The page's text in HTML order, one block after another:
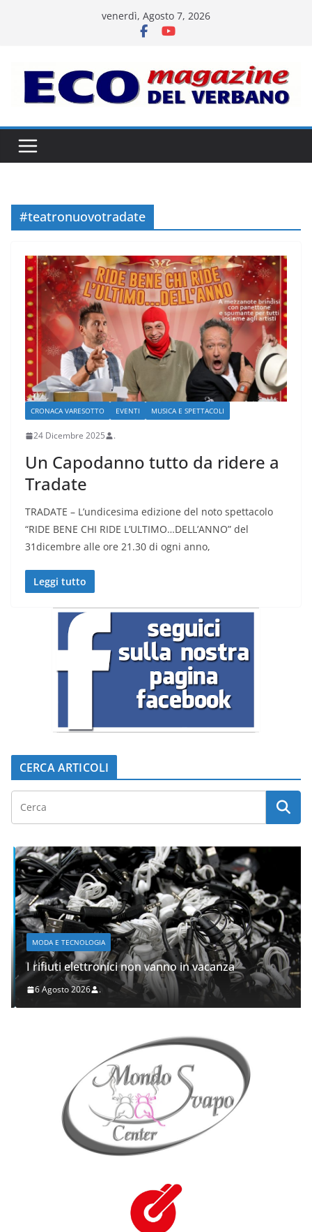
venerdì, Agosto 7, 2026
#teatronuovotradate
CRONACA VARESOTTO EVENTI MUSICA E SPETTACOLI
24 Dicembre 2025 .
Un Capodanno tutto da ridere a
Tradate
TRADATE – L’undicesima edizione del noto spettacolo
“RIDE BENE CHI RIDE L’ULTIMO…DELL’ANNO” del
31dicembre alle ore 21.30 di ogni anno,
Leggi tutto
CERCA ARTICOLI
MODA E TECNOLOGIA
I rifiuti elettronici non vanno in vacanza
6 Agosto 2026 .